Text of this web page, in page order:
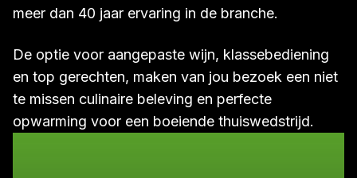
meer dan 40 jaar ervaring in de branche.
De optie voor aangepaste wijn, klassebediening
en top gerechten, maken van jou bezoek een niet
te missen culinaire beleving en perfecte
opwarming voor een boeiende thuiswedstrijd.